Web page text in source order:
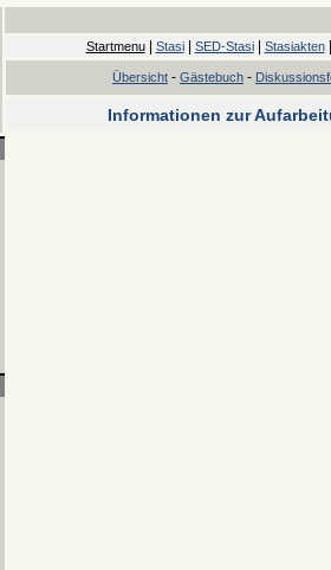
Startmenu| Stasi| SED-Stasi| Stasiakten
Übersicht - Gästebuch -
Informationen zur